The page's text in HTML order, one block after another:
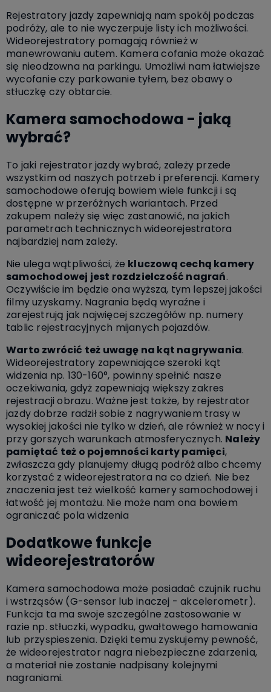
Rejestratory jazdy zapewniają nam spokój podczas
podróży, ale to nie wyczerpuje listy ich możliwości.
Wideorejestratory pomagają również w
manewrowaniu autem. Kamera cofania może okazać
się nieodzowna na parkingu. Umożliwi nam łatwiejsze
wycofanie czy parkowanie tyłem, bez obawy o
stłuczkę czy obtarcie.
Kamera samochodowa - jaką
wybrać?
To jaki rejestrator jazdy wybrać, zależy przede
wszystkim od naszych potrzeb i preferencji. Kamery
samochodowe oferują bowiem wiele funkcji i są
dostępne w przeróżnych wariantach. Przed
zakupem należy się więc zastanowić, na jakich
parametrach technicznych wideorejestratora
najbardziej nam zależy.
Nie ulega wątpliwości, że kluczową cechą kamery
samochodowej jest rozdzielczość nagrań.
Oczywiście im będzie ona wyższa, tym lepszej jakości
filmy uzyskamy. Nagrania będą wyraźne i
zarejestrują jak najwięcej szczegółów np. numery
tablic rejestracyjnych mijanych pojazdów.
Warto zwrócić też uwagę na kąt nagrywania.
Wideorejestratory zapewniające szeroki kąt
widzenia np. 130-160°, powinny spełnić nasze
oczekiwania, gdyż zapewniają większy zakres
rejestracji obrazu. Ważne jest także, by rejestrator
jazdy dobrze radził sobie z nagrywaniem trasy w
wysokiej jakości nie tylko w dzień, ale również w nocy i
przy gorszych warunkach atmosferycznych. Należy
pamiętać też o pojemności karty pamięci,
zwłaszcza gdy planujemy długą podróż albo chcemy
korzystać z wideorejestratora na co dzień. Nie bez
znaczenia jest też wielkość kamery samochodowej i
łatwość jej montażu. Nie może nam ona bowiem
ograniczać pola widzenia
Dodatkowe funkcje
wideorejestratorów
Kamera samochodowa może posiadać czujnik ruchu
i wstrząsów (G-sensor lub inaczej - akcelerometr).
Funkcja ta ma swoje szczególne zastosowanie w
razie np. stłuczki, wypadku, gwałtowego hamowania
lub przyspieszenia. Dzięki temu zyskujemy pewność,
że wideorejestrator nagra niebezpieczne zdarzenia,
a materiał nie zostanie nadpisany kolejnymi
nagraniami.